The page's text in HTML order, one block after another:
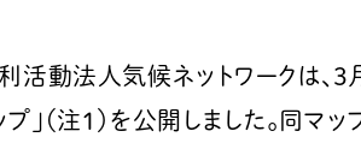
活動法人気候ネットワークは
」（注1）を公開しました。同